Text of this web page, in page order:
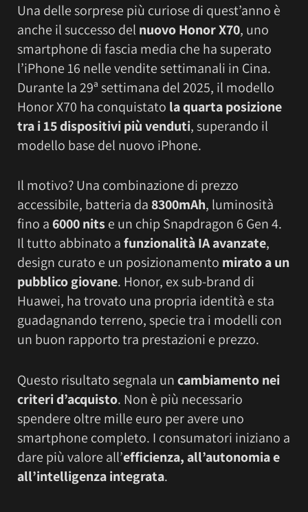
Una delle sorprese più curiose di quest’anno è
anche il successo del nuovo Honor X70, uno
smartphone di fascia media che ha superato
l’iPhone 16 nelle vendite settimanali in Cina.
Durante la 29ª settimana del 2025, il modello
Honor X70 ha conquistato la quarta posizione
tra i 15 dispositivi più venduti, superando il
modello base del nuovo iPhone.
Il motivo? Una combinazione di prezzo
accessibile, batteria da 8300mAh, luminosità
fino a6000 nitse un chip Snapdragon 6 Gen 4.
Il tutto abbinato afunzionalità IA avanzate,
design curato e un posizionamento mirato a un
pubblico giovane. Honor, ex sub-brand di
Huawei, ha trovato una propria identità e sta
guadagnando terreno, specie tra i modelli con
un buon rapporto tra prestazioni e prezzo.
Questo risultato segnala uncambiamento nei
criteri d’acquisto. Non è più necessario
spendere oltre mille euro per avere uno
smartphone completo. I consumatori iniziano a
dare più valore all’efficienza, all’autonomia e
all’intelligenza integrata.